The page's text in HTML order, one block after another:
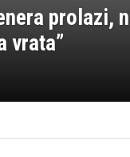
prolazi,
vrata”